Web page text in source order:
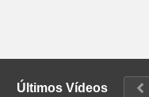
Últimos Vídeos